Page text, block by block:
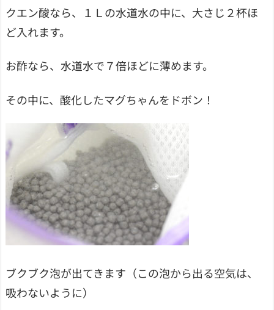
クエン酸なら、１Ｌの水道水の中に、大さじ２杯ほ
ど入れます。
お酢なら、水道水で７倍ほどに薄めます。
その中に、酸化したマグちゃんをドボン！
ブクブク泡が出てきます（この泡から出る空気は、
吸わないように）